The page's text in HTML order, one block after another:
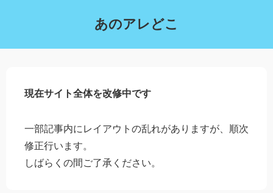
あのアレどこ
現在サイト全体を改修中です
一部記事内にレイアウトの乱れがありますが、順次
修正行います。
しばらくの間ご了承ください。